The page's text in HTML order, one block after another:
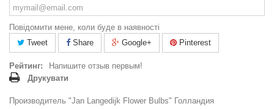
Повідомити мене, коли буде в наявності
Tweet
Share Google+ Pinterest
Рейтинг:
Напишите отзыв первым!
Друкувати
Производитель "Jan Langedijk Flower Bulbs" Голландия